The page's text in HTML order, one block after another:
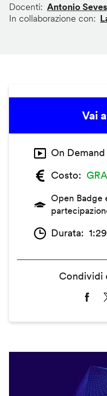
Docenti
Antonio
In collaborazione con
Vai
On Demand
Costo
Open Badge
Durata
Condividi